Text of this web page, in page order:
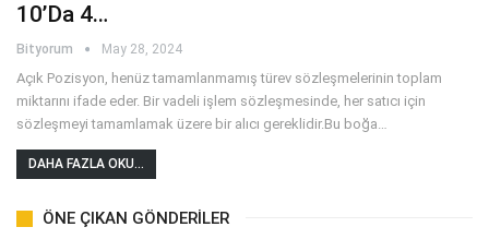
10’da 4…
Bityorum May 28, 2024
Açık Pozisyon, henüz tamamlanmamış türev sözleşmelerinin toplam
miktarını ifade eder. Bir vadeli işlem sözleşmesinde, her satıcı için
sözleşmeyi tamamlamak üzere bir alıcı gereklidir.Bu boğa…
DAHA FAZLA OKU...
ÖNE ÇIKAN GÖNDERILER